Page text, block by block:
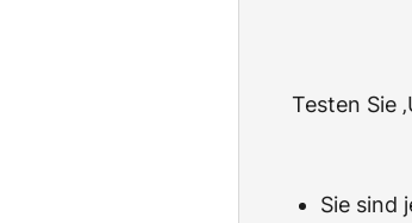
Testen Sie
Sie sind